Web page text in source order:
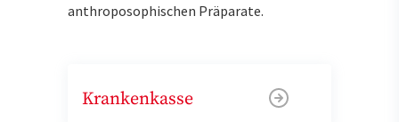
anthroposophischen Präparate.
Krankenkasse